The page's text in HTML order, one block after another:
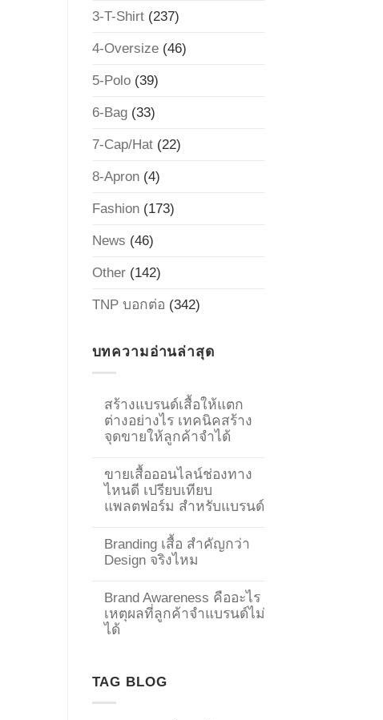
3-T-Shirt(237)
4-Oversize(46)
5-Polo(39)
6-Bag(33)
7-Cap/Hat(22)
8-Apron(4)
Fashion(173)
News (46)
Other(142)
TNP บอกต่อ (342)
บทความอ่านล่าสุด
สร้างแบรนด์เสื้อให้แตก
ต่างอย่างไร เทคนิคสร้าง
จุดขายให้ลูกค้าจำได้
ขายเสื้อออนไลน์ช่องทาง
ไหนดี เปรียบเทียบ
แพลตฟอร์ม สำหรับแบรนด์
Branding เสื้อ สำคัญกว่า
Design จริงไหม
Brand Awareness คืออะไร
เหตุผลที่ลูกค้าจำแบรนด์ไม่
ได้
TAG BLOG